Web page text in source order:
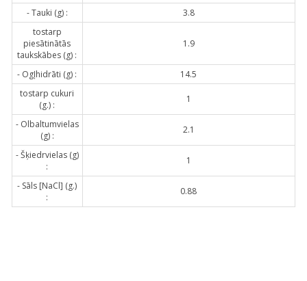
- Tauki (g) :
3.8
tostarp
piesātinātās
taukskābes (g) :
1.9
- Ogļhidrāti (g) :
14.5
tostarp cukuri
(g.) :
1
- Olbaltumvielas
(g) :
2.1
- Šķiedrvielas (g)
:
1
- Sāls [NaCl] (g.)
:
0.88